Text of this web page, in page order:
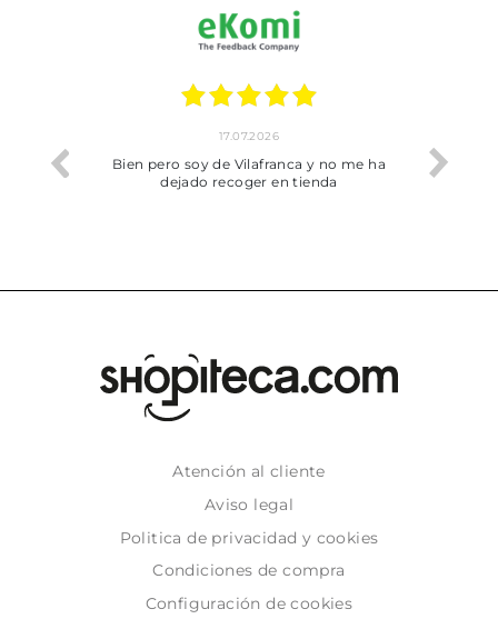
trobat
17.07.2026
Bien pero soy de Vilafranca y no me ha
dejado recoger en tienda
Atención al cliente
Aviso legal
Politica de privacidad y cookies
Condiciones de compra
Configuración de cookies